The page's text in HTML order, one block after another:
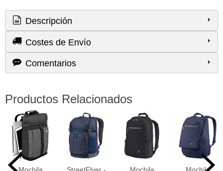
Descripción
Costes de Envío
Comentarios
Productos Relacionados